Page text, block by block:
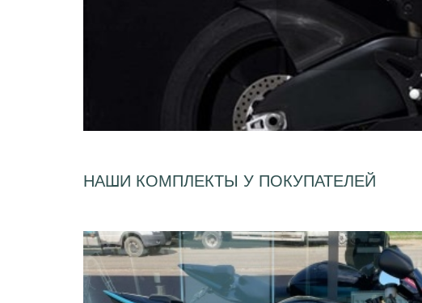
НАШИ КОМПЛЕКТЫ У ПОКУПАТЕЛЕЙ